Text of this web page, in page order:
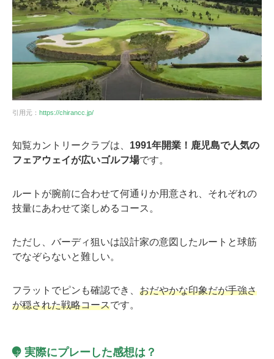
引用元： https://chirancc.jp/
知覧カントリークラブは、 1991年開業！鹿児島で人気の
フェアウェイが広いゴルフ場です。
ルートが腕前に合わせて何通りか用意され、それぞれの
技量にあわせて楽しめるコース。
ただし、バーディ狙いは設計家の意図したルートと球筋
でなぞらないと難しい。
フラットでピンも確認でき、 おだやかな印象だが手強さ
が穏された戦略コースです。
実際にプレーした感想は？